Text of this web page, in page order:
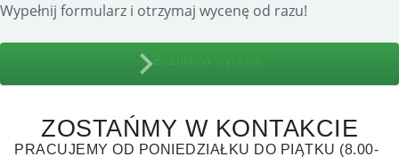
Wypełnij formularz i otrzymaj wycenę od razu!
Bezpłatna wycena
ZOSTAŃMY W KONTAKCIE
PRACUJEMY OD PONIEDZIAŁKU DO PIĄTKU (8.00-